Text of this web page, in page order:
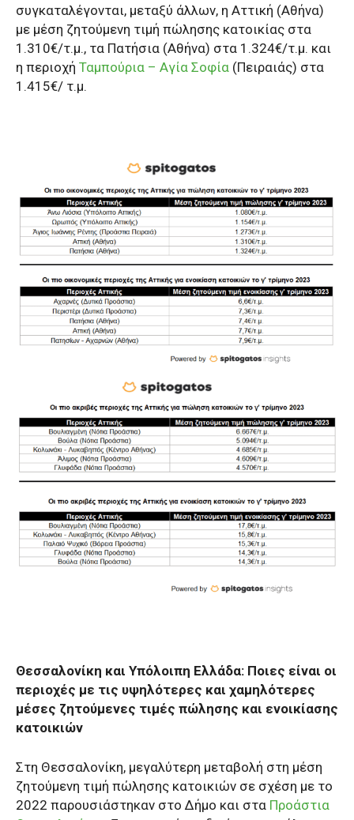
συγκαταλέγονται, μεταξύ άλλων, η Αττική (Αθήνα)
με μέση ζητούμενη τιμή πώλησης κατοικίας στα
1.310€/τ.μ., τα Πατήσια (Αθήνα) στα 1.324€/τ.μ. και
η περιοχή Ταμπούρια – Αγία Σοφία (Πειραιάς) στα
1.415€/ τ.μ.
Θεσσαλονίκη και Υπόλοιπη Ελλάδα: Ποιες είναι οι
περιοχές με τις υψηλότερες και χαμηλότερες
μέσες ζητούμενες τιμές πώλησης και ενοικίασης
κατοικιών
Στη Θεσσαλονίκη, μεγαλύτερη μεταβολή στη μέση
ζητούμενη τιμή πώλησης κατοικιών σε σχέση με το
2022 παρουσιάστηκαν στο Δήμο και στα Προάστια